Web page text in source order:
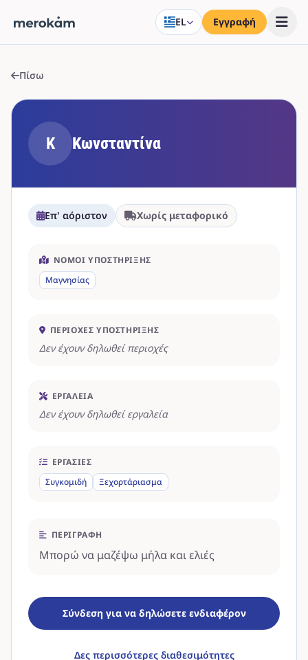
EL Εγγραφή
Πίσω
Κ Κωνσταντίνα
Επ' αόριστον Χωρίς μεταφορικό
ΝΟΜΟΊ ΥΠΟΣΤΉΡΙΞΗΣ
Μαγνησίας
ΠΕΡΙΟΧΈΣ ΥΠΟΣΤΉΡΙΞΗΣ
Δεν έχουν δηλωθεί περιοχές
ΕΡΓΑΛΕΊΑ
Δεν έχουν δηλωθεί εργαλεία
ΕΡΓΑΣΊΕΣ
Συγκομιδή
Ξεχορτάριασμα
ΠΕΡΙΓΡΑΦΉ
Μπορώ να μαζέψω μήλα και ελιές
Σύνδεση για να δηλώσετε ενδιαφέρον
Δες περισσότερες διαθεσιμότητες